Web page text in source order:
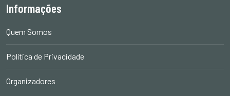
Informações
Quem Somos
Política de Privacidade
Organizadores